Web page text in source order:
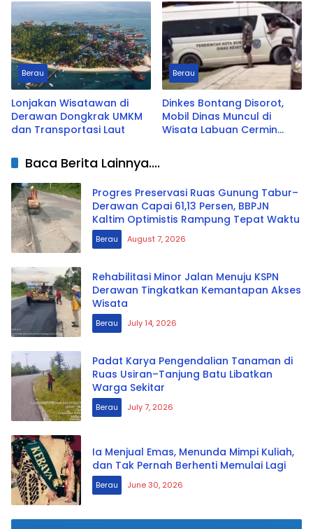
Berau
Lonjakan Wisatawan di
Derawan Dongkrak UMKM
dan Transportasi Laut
Berau
Dinkes Bontang Disorot,
Mobil Dinas Muncul di
Wisata Labuan Cermin
Baca Berita Lainnya....
Progres Preservasi Ruas Gunung Tabur–
Derawan Capai 61,13 Persen, BBPJN
Kaltim Optimistis Rampung Tepat Waktu
Berau August 7, 2026
Rehabilitasi Minor Jalan Menuju KSPN
Derawan Tingkatkan Kemantapan Akses
Wisata
Berau July 14, 2026
Padat Karya Pengendalian Tanaman di
Ruas Usiran–Tanjung Batu Libatkan
Warga Sekitar
Berau July 7, 2026
Ia Menjual Emas, Menunda Mimpi Kuliah,
dan Tak Pernah Berhenti Memulai Lagi
Berau June 30, 2026